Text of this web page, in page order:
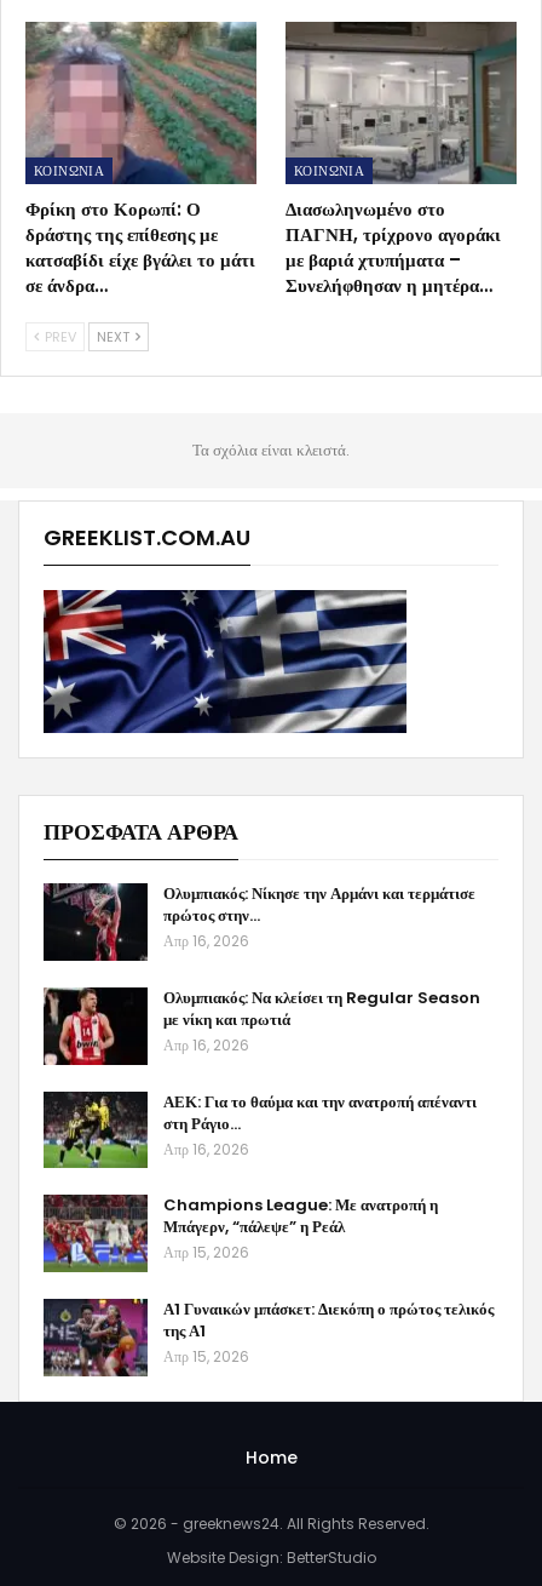
ΚΟΙΝΩΝΙΑ
Φρίκη στο Κορωπί: Ο
δράστης της επίθεσης με
κατσαβίδι είχε βγάλει το μάτι
σε άνδρα…
ΚΟΙΝΩΝΙΑ
Διασωληνωμένο στο
ΠΑΓΝΗ, τρίχρονο αγοράκι
με βαριά χτυπήματα –
Συνελήφθησαν η μητέρα…
PREV NEXT
Τα σχόλια είναι κλειστά.
GREEKLIST.COM.AU
ΠΡΟΣΦΑΤΑ ΑΡΘΡΑ
Ολυμπιακός: Νίκησε την Αρμάνι και τερμάτισε
πρώτος στην…
Απρ 16, 2026
Ολυμπιακός: Να κλείσει τη Regular Season
με νίκη και πρωτιά
Απρ 16, 2026
ΑΕΚ: Για το θαύμα και την ανατροπή απέναντι
στη Ράγιο…
Απρ 16, 2026
Champions League: Με ανατροπή η
Μπάγερν, “πάλεψε” η Ρεάλ
Απρ 15, 2026
Α1 Γυναικών μπάσκετ: Διεκόπη ο πρώτος τελικός
της Α1
Απρ 15, 2026
Home
© 2026 - greeknews24. All Rights Reserved.
Website Design: BetterStudio